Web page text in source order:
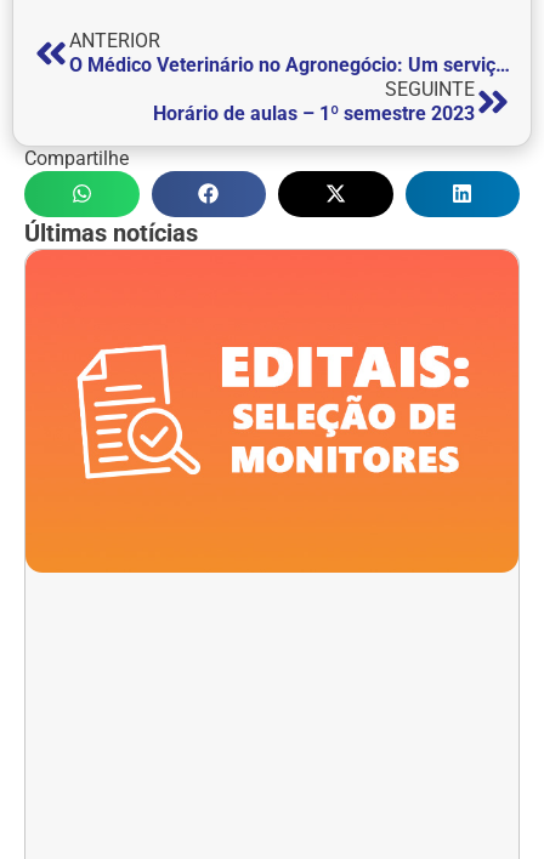
ANTERIOR
O Médico Veterinário no Agronegócio: Um serviço essencial
SEGUINTE
Horário de aulas – 1º semestre 2023
Compartilhe
Últimas notícias